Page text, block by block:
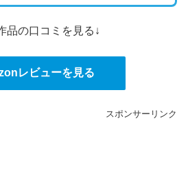
品の口コミを見る↓
レビューを見る
スポンサーリンク